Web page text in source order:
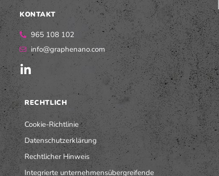
KONTAKT
965 108 102
info@graphenano.com
RECHTLICH
Cookie-Richtlinie
Datenschutzerklärung
Rechtlicher Hinweis
Integrierte unternehmensübergreifende